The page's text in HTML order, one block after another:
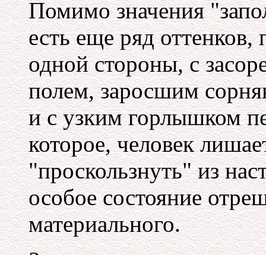
Помимо значения
есть еще ряд
одной стороны, с
полем, заросшим
и с узким горлышком
которое, человек
"проскользнуть" из
особое состояние
материального.